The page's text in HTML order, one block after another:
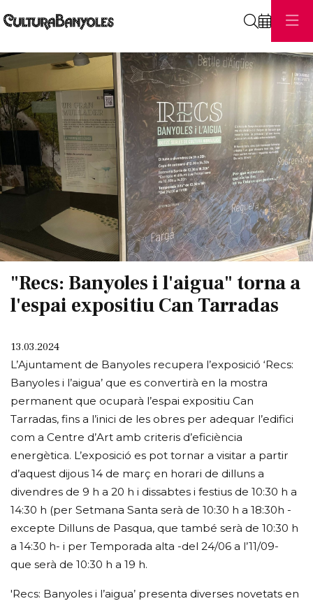
"Recs: Banyoles i l'aigua" torna a
l'espai expositiu Can Tarradas
13.03.2024
L’Ajuntament de Banyoles recupera l’exposició ‘Recs:
Banyoles i l’aigua’ que es convertirà en la mostra
permanent que ocuparà l’espai expositiu Can
Tarradas, fins a l’inici de les obres per adequar l’edifici
com a Centre d’Art amb criteris d’eficiència
energètica. L’exposició es pot tornar a visitar a partir
d’aquest dijous 14 de març en horari de dilluns a
divendres de 9 h a 20 h i dissabtes i festius de 10:30 h a
14:30 h (per Setmana Santa serà de 10:30 h a 18:30h -
excepte Dilluns de Pasqua, que també serà de 10:30 h
a 14:30 h- i per Temporada alta -del 24/06 a l’11/09-
que serà de 10:30 h a 19 h.
'Recs: Banyoles i l’aigua’ presenta diverses novetats en